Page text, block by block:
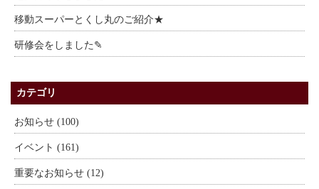
移動スーパーとくし丸のご紹介★
研修会をしました✎
カテゴリ
お知らせ (100)
イベント (161)
重要なお知らせ (12)